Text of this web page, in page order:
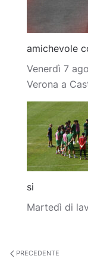
amichevole
Venerdì 7
Verona a
si
Martedì di
PRECEDENTE